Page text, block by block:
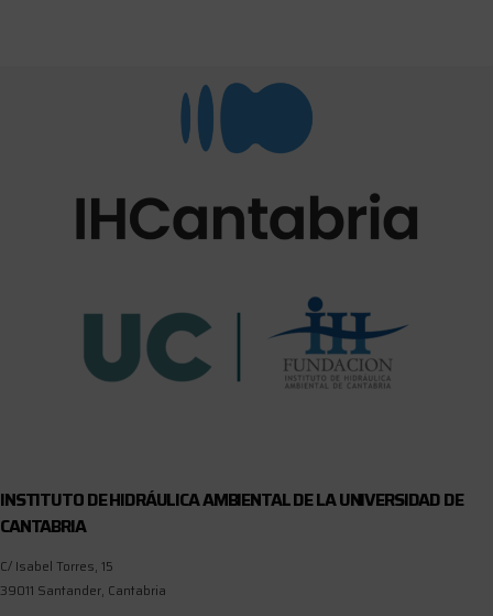
INSTITUTO DE HIDRÁULICA AMBIENTAL DE LA UNIVERSIDAD DE
CANTABRIA
C/ Isabel Torres, 15
39011 Santander, Cantabria